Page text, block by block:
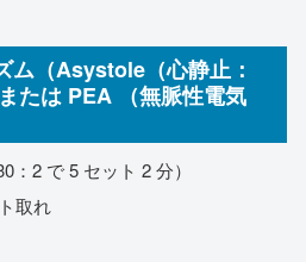
ム（Asystole（心静止：
たは PEA （無脈性電気
2 で 5 セット 2 分）
取れ